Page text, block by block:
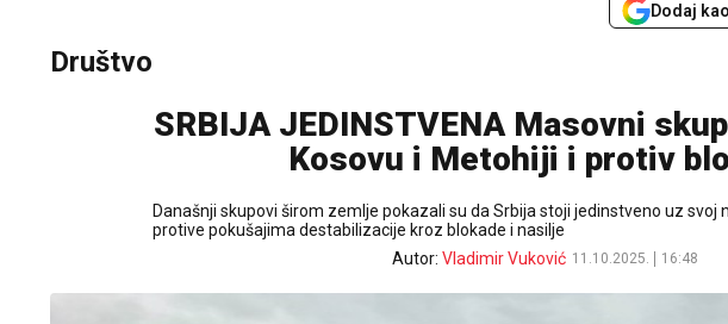
Dodaj
Društvo
SRBIJA JEDINSTVENA Masovni
Kosovu i Metohiji i protiv
Današnji skupovi širom zemlje pokazali su da Srbija stoji jedinstveno uz svoj
protive pokušajima destabilizacije kroz blokade i nasilje
Autor: Vladimir Vuković 11.10.2025. 16:48